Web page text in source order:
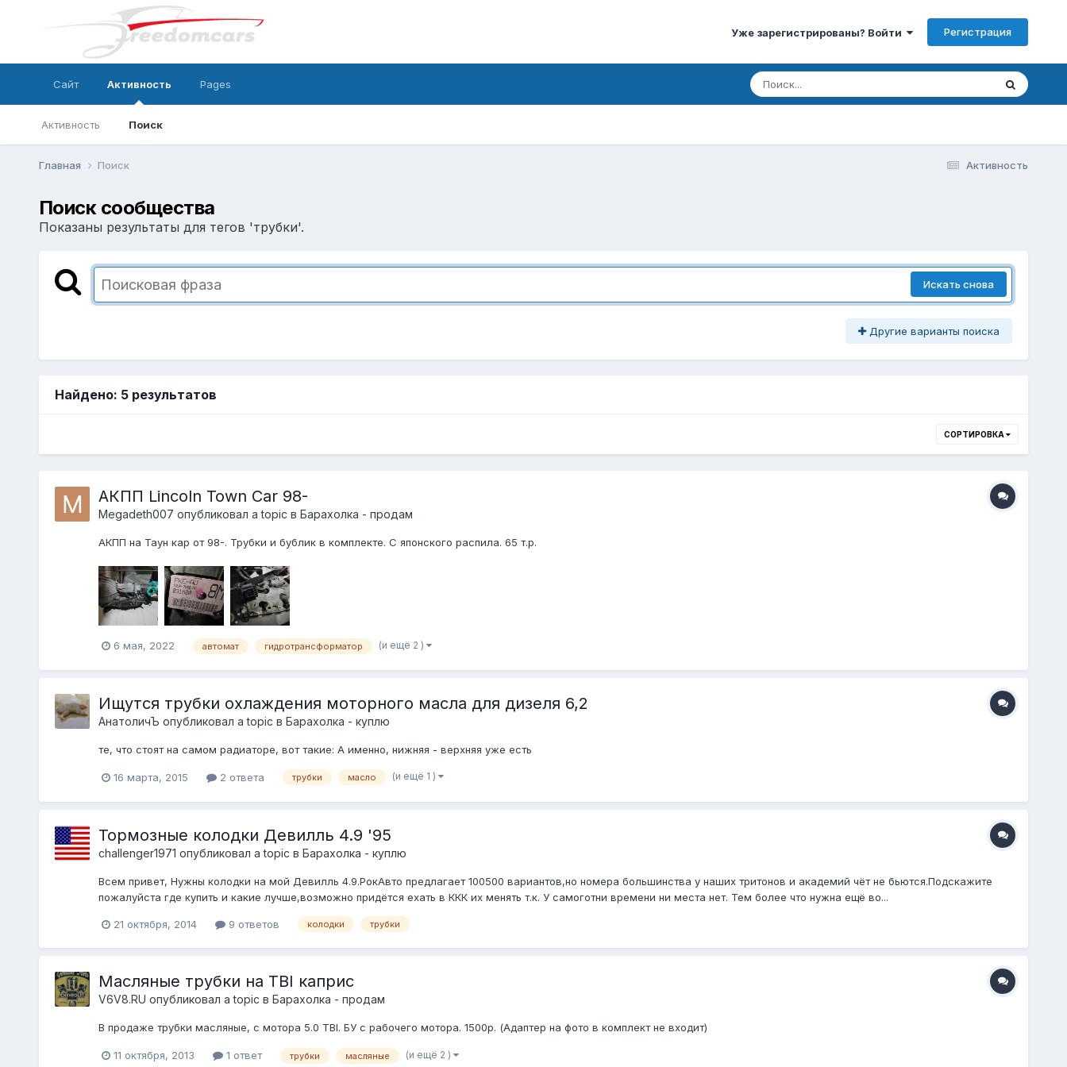
Уже зарегистрированы? Войти Регистрация
Сайт Активность
Активность Поиск
Pages
Активность
Главная Поиск
Поиск сообщества
Показаны результаты для тегов 'трубки'.
Искать снова
Другие варианты поиска
Найдено: 5 результатов
СОРТИРОВКА
АКПП Lincoln Town Car 98-
Megadeth007 опубликовал a topic в Барахолка - продам
АКПП на Таун кар от 98-. Трубки и бублик в комплекте. С японского распила. 65 т.р.
6 мая, 2022 автомат гидротрансформатор (и ещё 2 )
Ищутся трубки охлаждения моторного масла для дизеля 6,2
АнатоличЪ опубликовал a topic в Барахолка - куплю
те, что стоят на самом радиаторе, вот такие: А именно, нижняя - верхняя уже есть
16 марта, 2015 2 ответа трубки масло (и ещё 1 )
Тормозные колодки Девилль 4.9 '95
challenger1971 опубликовал a topic в Барахолка - куплю
Всем привет, Нужны колодки на мой Девилль 4.9.РокАвто предлагает 100500 вариантов,но номера большинства у наших тритонов и академий чёт не бьются.Подскажите
пожалуйста где купить и какие лучше,возможно придётся ехать в ККК их менять т.к. У самоготни времени ни места нет. Тем более что нужна ещё во...
21 октября, 2014 9 ответов колодки трубки
Масляные трубки на TBI каприс
V6V8.RU опубликовал a topic в Барахолка - продам
В продаже трубки масляные, с мотора 5.0 TBI. БУ с рабочего мотора. 1500р. (Адаптер на фото в комплект не входит)
11 октября, 2013 1 ответ трубки масляные (и ещё 2 )